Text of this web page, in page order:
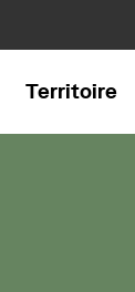
Territoire